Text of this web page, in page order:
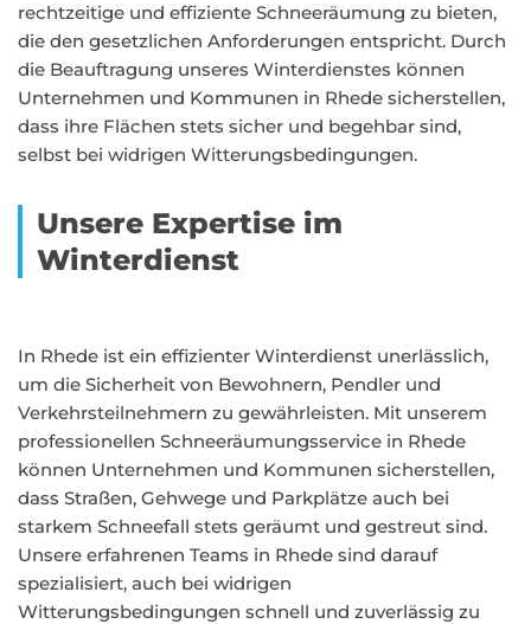
rechtzeitige und effiziente Schneeräumung zu bieten,
die den gesetzlichen Anforderungen entspricht. Durch
die Beauftragung unseres Winterdienstes können
Unternehmen und Kommunen in Rhede sicherstellen,
dass ihre Flächen stets sicher und begehbar sind,
selbst bei widrigen Witterungsbedingungen.
Unsere Expertise im
Winterdienst
In Rhede ist ein effizienter Winterdienst unerlässlich,
um die Sicherheit von Bewohnern, Pendler und
Verkehrsteilnehmern zu gewährleisten. Mit unserem
professionellen Schneeräumungsservice in Rhede
können Unternehmen und Kommunen sicherstellen,
dass Straßen, Gehwege und Parkplätze auch bei
starkem Schneefall stets geräumt und gestreut sind.
Unsere erfahrenen Teams in Rhede sind darauf
spezialisiert, auch bei widrigen
Witterungsbedingungen schnell und zuverlässig zu